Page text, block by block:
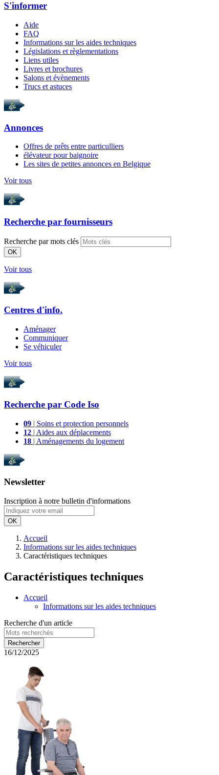
S'informer
Aide
FAQ
Informations sur les aides techniques
Législations et règlementations
Liens utiles
Livres et brochures
Salons et évènements
Trucs et astuces
Annonces
Offres de prêts entre particulliers
élévateur pour baignoire
Les sites de petites annonces en Belgique
Voir tous
Recherche par fournisseurs
Recherche par mots clés
OK
Voir tous
Centres d'info.
Aménager
Communiquer
Se véhiculer
Voir tous
Recherche par Code Iso
09 | Soins et protection personnels
12 | Aides aux déplacements
18 | Aménagements du logement
Newsletter
Inscription à notre bulletin d'informations
OK
Accueil
Informations sur les aides techniques
Caractéristiques techniques
Caractéristiques techniques
Accueil
Informations sur les aides techniques
Recherche d'un article
16/12/2025